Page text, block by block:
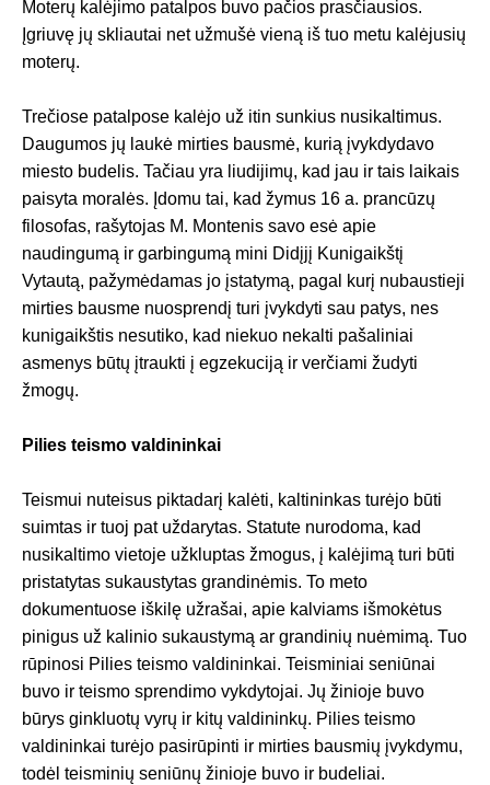
Moterų kalėjimo patalpos buvo pačios prasčiausios.
Įgriuvę jų skliautai net užmušė vieną iš tuo metu kalėjusių
moterų.
Trečiose patalpose kalėjo už itin sunkius nusikaltimus.
Daugumos jų laukė mirties bausmė, kurią įvykdydavo
miesto budelis. Tačiau yra liudijimų, kad jau ir tais laikais
paisyta moralės. Įdomu tai, kad žymus 16 a. prancūzų
filosofas, rašytojas M. Montenis savo esė apie
naudingumą ir garbingumą mini Didįjį Kunigaikštį
Vytautą, pažymėdamas jo įstatymą, pagal kurį nubaustieji
mirties bausme nuosprendį turi įvykdyti sau patys, nes
kunigaikštis nesutiko, kad niekuo nekalti pašaliniai
asmenys būtų įtraukti į egzekuciją ir verčiami žudyti
žmogų.
Pilies teismo valdininkai
Teismui nuteisus piktadarį kalėti, kaltininkas turėjo būti
suimtas ir tuoj pat uždarytas. Statute nurodoma, kad
nusikaltimo vietoje užkluptas žmogus, į kalėjimą turi būti
pristatytas sukaustytas grandinėmis. To meto
dokumentuose iškilę užrašai, apie kalviams išmokėtus
pinigus už kalinio sukaustymą ar grandinių nuėmimą. Tuo
rūpinosi Pilies teismo valdininkai. Teisminiai seniūnai
buvo ir teismo sprendimo vykdytojai. Jų žinioje buvo
būrys ginkluotų vyrų ir kitų valdininkų. Pilies teismo
valdininkai turėjo pasirūpinti ir mirties bausmių įvykdymu,
todėl teisminių seniūnų žinioje buvo ir budeliai.